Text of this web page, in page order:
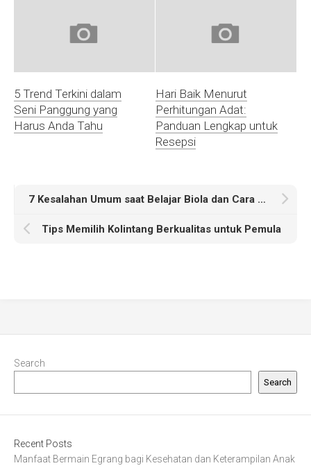
5 Trend Terkini dalam
Seni Panggung yang
Harus Anda Tahu
Hari Baik Menurut
Perhitungan Adat:
Panduan Lengkap untuk
Resepsi
7 Kesalahan Umum saat Belajar Biola dan Cara Menghindarinya
Tips Memilih Kolintang Berkualitas untuk Pemula
Search
Search
Recent Posts
Manfaat Bermain Egrang bagi Kesehatan dan Keterampilan Anak